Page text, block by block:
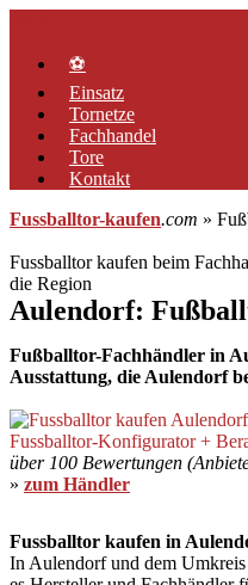
springen⚽
Einsatz
Tornetze
Fachhandel
Tore
Kontakt
Fussballtor-kaufen.com »
Fussballtor kaufen beim
die Region
Aulendorf:
Fußballtor-Fachhändler in
Ausstattung, die Aulendorf
über 100 Bewertungen
» zum Händler
Fussballtor kaufen in
In Aulendorf und dem